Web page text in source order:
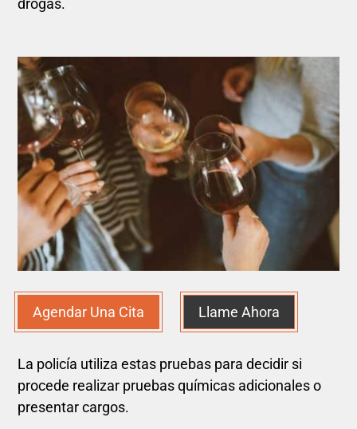
Agendar Una Cita Llame Ahora
La policía utiliza estas pruebas para decidir si
procede realizar pruebas químicas adicionales o
presentar cargos.